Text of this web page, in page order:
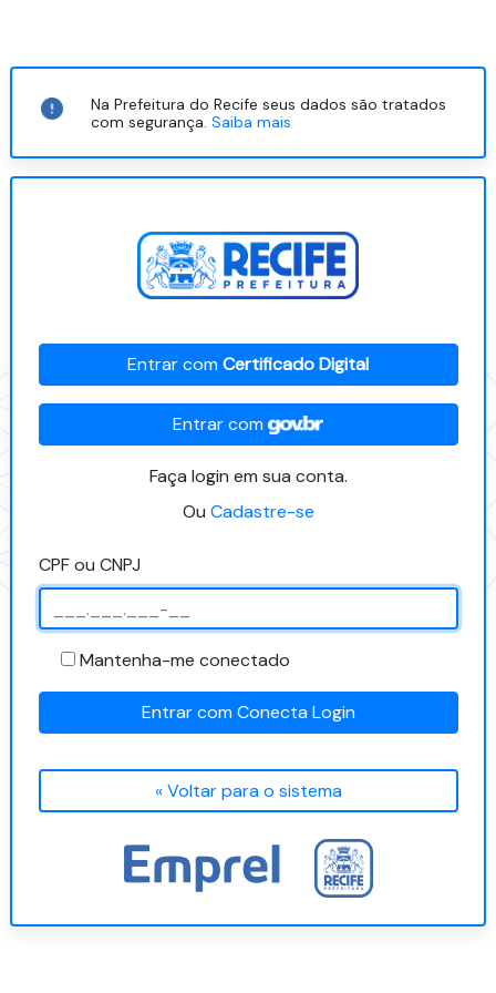
Na Prefeitura do Recife seus dados são tratados
com segurança.Saiba mais
Entrar comCertificado Digital
Entrar com
Faça login em sua conta.
Ou Cadastre-se
CPF ou CNPJ
Mantenha-me conectado
Entrar com Conecta Login
« Voltar para o sistema